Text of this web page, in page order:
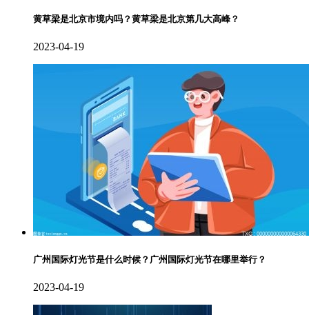
黄草梁是北京市境内吗？黄草梁是北京第几大高峰？
2023-04-19
广州国际灯光节是什么时候？广州国际灯光节在哪里举行？
2023-04-19